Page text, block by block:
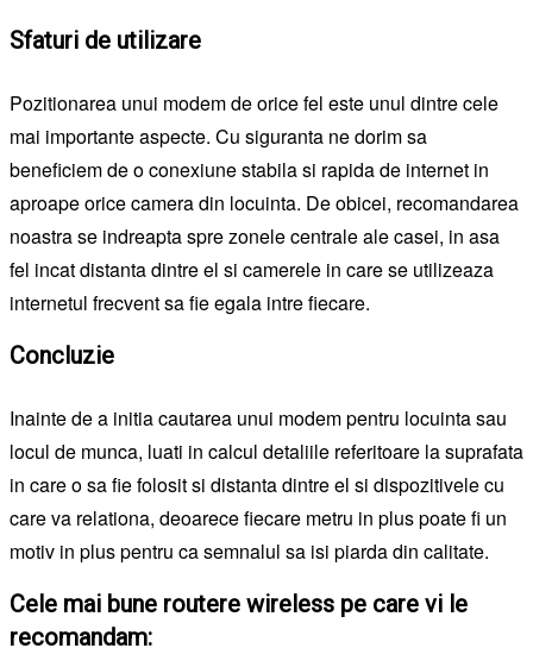
Sfaturi de utilizare
Pozitionarea unui modem de orice fel este unul dintre cele
mai importante aspecte. Cu siguranta ne dorim sa
beneficiem de o conexiune stabila si rapida de internet in
aproape orice camera din locuinta. De obicei, recomandarea
noastra se indreapta spre zonele centrale ale casei, in asa
fel incat distanta dintre el si camerele in care se utilizeaza
internetul frecvent sa fie egala intre fiecare.
Concluzie
Inainte de a initia cautarea unui modem pentru locuinta sau
locul de munca, luati in calcul detaliile referitoare la suprafata
in care o sa fie folosit si distanta dintre el si dispozitivele cu
care va relationa, deoarece fiecare metru in plus poate fi un
motiv in plus pentru ca semnalul sa isi piarda din calitate.
Cele mai bune routere wireless pe care vi le
recomandam: